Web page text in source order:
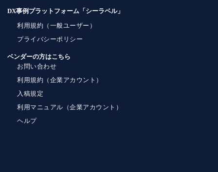
DX事例プラットフォーム「シーラベル」
利用規約（一般ユーザー）
プライバシーポリシー
ベンダーの方はこちら
お問い合わせ
利用規約（企業アカウント）
入稿規定
利用マニュアル（企業アカウント）
ヘルプ